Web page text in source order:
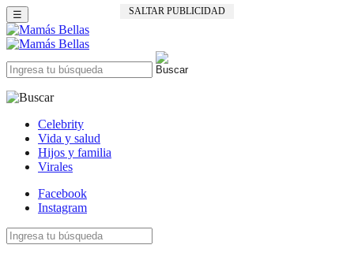
SALTAR PUBLICIDAD
☰
Celebrity
Vida y salud
Hijos y familia
Virales
Facebook
Instagram